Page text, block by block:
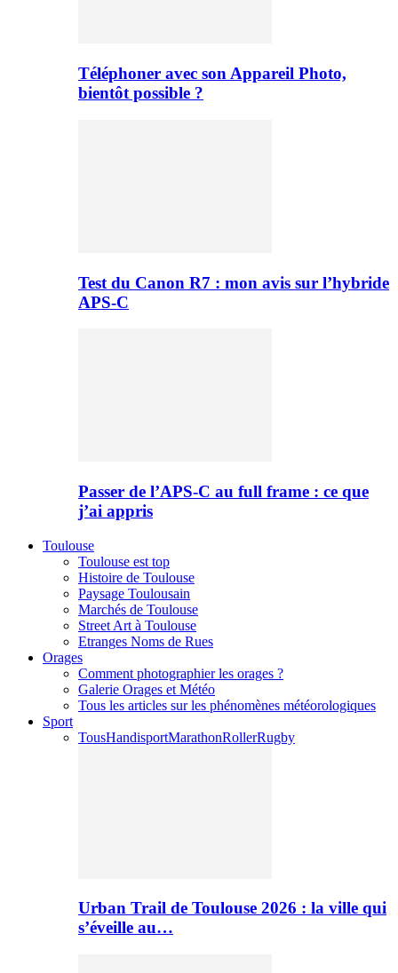
Téléphoner avec son Appareil Photo,
bientôt possible ?
Test du Canon R7 : mon avis sur l’hybride
APS-C
Passer de l’APS-C au full frame : ce que
j’ai appris
Toulouse
Toulouse est top
Histoire de Toulouse
Paysage Toulousain
Marchés de Toulouse
Street Art à Toulouse
Etranges Noms de Rues
Orages
Comment photographier les orages ?
Galerie Orages et Météo
Tous les articles sur les phénomènes météorologiques
Sport
TousHandisportMarathonRollerRugby
Urban Trail de Toulouse 2026 : la ville qui
s’éveille au…